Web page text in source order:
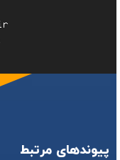
پیوندهای مرتبط